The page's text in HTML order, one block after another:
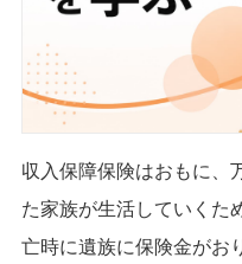
収入保障保険はおもに、
た家族が生活していくた
亡時に遺族に保険金がお